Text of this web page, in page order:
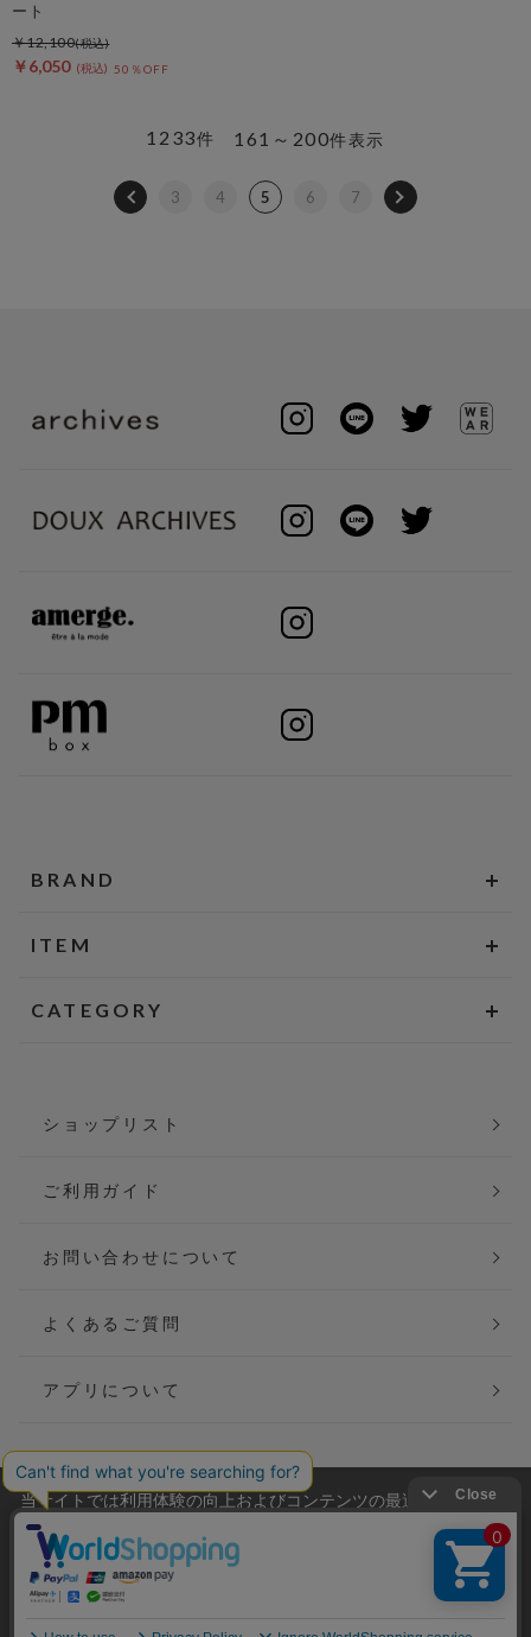
ート
￥6,050 50％OFF
￥12,100
161～200件表示
1233件
3 4 5 6 7
BRAND
ITEM
CATEGORY
ショップリスト
ご利用ガイド
お問い合わせについて
よくあるご質問
アプリについて
会社概要
ご利用規約
当サイトでは利用体験の向上およびコンテンツの最適な提供、ト
ラフィックの分析を目的としてCookieを使用しています。
サイトの閲覧を継続された場合、Cookieの利用に同意したことも
のといたします。
詳細については
をご確認ください。